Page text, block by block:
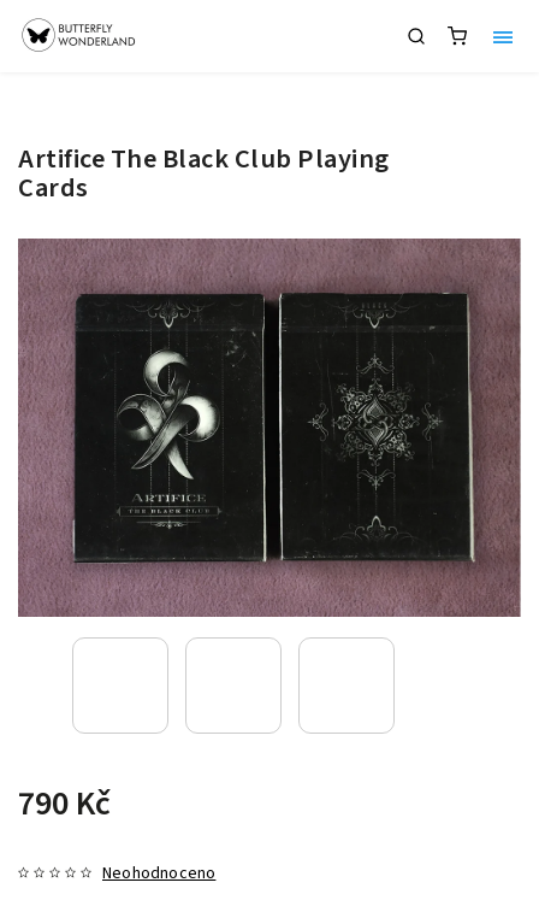
Artifice The Black Club Playing
Cards
790 Kč
Neohodnoceno